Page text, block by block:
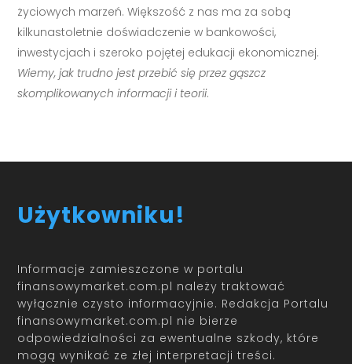
życiowych marzeń. Większość z nas ma za sobą
kilkunastoletnie doświadczenie w bankowości,
inwestycjach i szeroko pojętej edukacji ekonomicznej.
Wiemy, jak trudno jest przebić się przez gąszcz
skomplikowanych informacji i teorii.
Użytkowniku!
Informacje zamieszczone w portalu
finansowymarket.com.pl należy traktować
wyłącznie czysto informacyjnie. Redakcja Portalu
finansowymarket.com.pl nie bierze
odpowiedzialności za ewentualne szkody, które
mogą wynikać ze złej interpretacji treści.